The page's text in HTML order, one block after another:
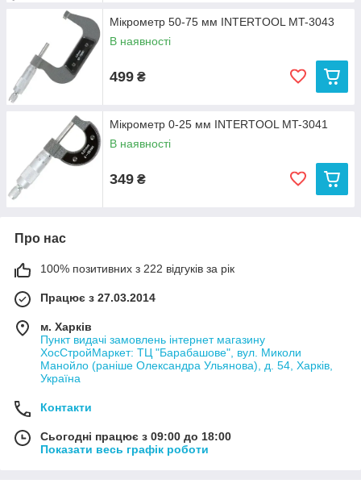
Мікрометр 50-75 мм INTERTOOL MT-3043
В наявності
499 ₴
Мікрометр 0-25 мм INTERTOOL MT-3041
В наявності
349 ₴
Про нас
100% позитивних з 222 відгуків за рік
Працює з 27.03.2014
м. Харків
Пункт видачі замовлень інтернет магазину
ХосСтройМаркет: ТЦ "Барабашове", вул. Миколи
Манойло (раніше Олександра Ульянова), д. 54, Харків,
Україна
Контакти
Сьогодні працює з 09:00 до 18:00
Показати весь графік роботи